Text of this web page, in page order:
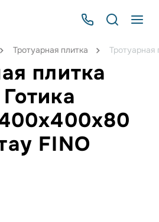
Тротуарная плитка
плитка
FINO